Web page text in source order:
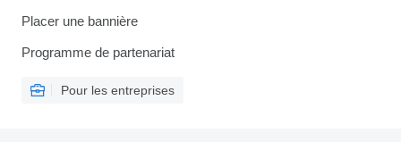
Placer une bannière
Programme de partenariat
Pour les entreprises